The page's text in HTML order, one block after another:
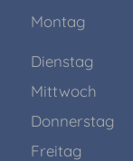
Montag
Dienstag
Mittwoch
Donnerstag
Freitag